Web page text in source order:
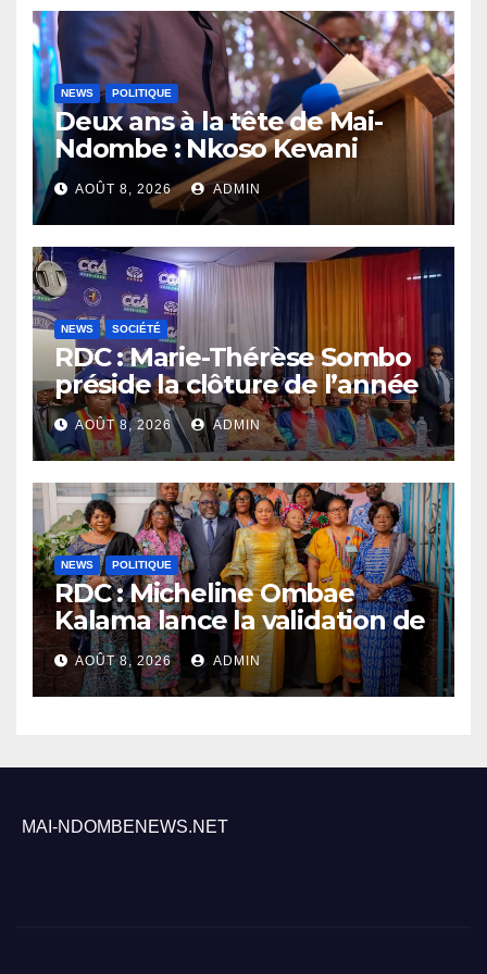
NEWS POLITIQUE
Deux ans à la tête de Mai-
Ndombe : Nkoso Kevani
défend son bilan et fait de la
sécurité sa priorité
AOÛT 8, 2026 ADMIN
NEWS SOCIÉTÉ
RDC : Marie-Thérèse Sombo
préside la clôture de l’année
académique 2025-2026 à
l’UNIKIN
AOÛT 8, 2026 ADMIN
NEWS POLITIQUE
RDC : Micheline Ombae
Kalama lance la validation de
la stratégie nationale pour
renforcer la participation
politique des femmes
AOÛT 8, 2026 ADMIN
MAI-NDOMBENEWS.NET